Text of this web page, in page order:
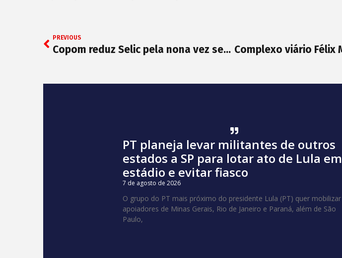
PREVIOUS
Copom reduz Selic pela nona vez seguida. Taxa cai para 2% ao ano
PT planeja levar militantes de outros
estados a SP para lotar ato de Lula em
estádio e evitar fiasco
7 de agosto de 2026
O grupo do PT mais próximo do presidente Lula (PT) quer mobilizar
apoiadores de Minas Gerais, Rio de Janeiro e Paraná, além de São
Paulo,